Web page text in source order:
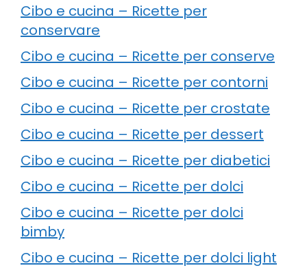
Cibo e cucina – Ricette per
conservare
Cibo e cucina – Ricette per conserve
Cibo e cucina – Ricette per contorni
Cibo e cucina – Ricette per crostate
Cibo e cucina – Ricette per dessert
Cibo e cucina – Ricette per diabetici
Cibo e cucina – Ricette per dolci
Cibo e cucina – Ricette per dolci
bimby
Cibo e cucina – Ricette per dolci light